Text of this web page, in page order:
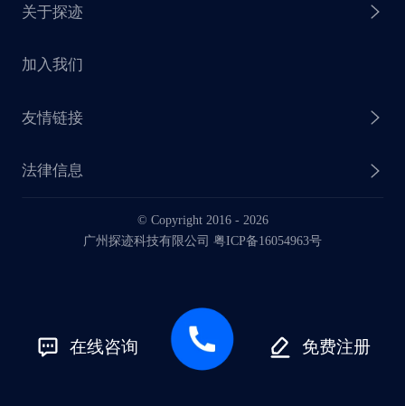
探迹 AI CRM
探迹大数据研究院
关于探迹
企业介绍
联系我们
业务动态
加入我们
友情链接
法律信息
法律声明
© Copyright 2016 - 2026
广州探迹科技有限公司 粤ICP备16054963号
在线咨询 免费注册